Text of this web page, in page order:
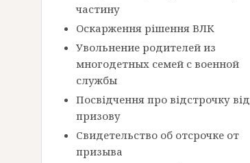
частину
Оскарження рішення ВЛК
Увольнение родителей из
многодетных семей с военной
службы
Посвідчення про відстрочку від
призову
Свидетельство об отсрочке от
призыва